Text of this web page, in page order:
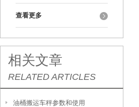
查看更多
相关文章
RELATED ARTICLES
油桶搬运车秤参数和使用